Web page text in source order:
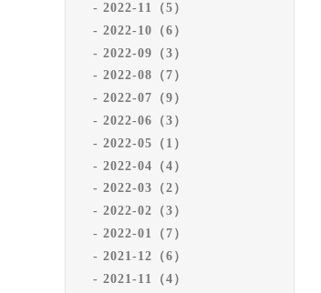
2022-11（5）
2022-10（6）
2022-09（3）
2022-08（7）
2022-07（9）
2022-06（3）
2022-05（1）
2022-04（4）
2022-03（2）
2022-02（3）
2022-01（7）
2021-12（6）
2021-11（4）